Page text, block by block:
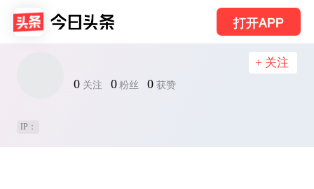
打开APP
0 关注 0 粉丝 0 获赞
+ 关注
IP：